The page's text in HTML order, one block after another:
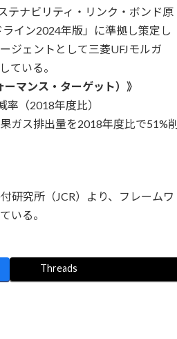
ナビリティ・リンク・ボンド原
イン2024年版」に準拠し策定し
ジェントとして三菱UFJモルガ
ている。
マンス・ターゲット）》
（2018年度比）
ガス排出量を2018年度比で51%削
研究所（JCR）より、フレームワ
いる。
Threads